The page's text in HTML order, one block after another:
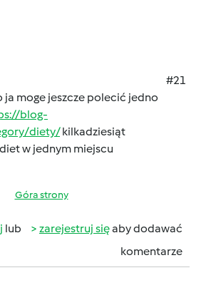
#21
ja moge jeszcze polecić jedno
blog-
diety/kilkadziesiąt
w jednym miejscu
Góra strony
lub zarejestruj sięaby dodawać
komentarze